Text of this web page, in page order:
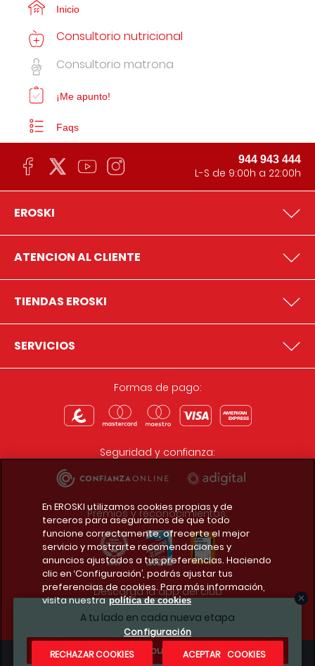
A tu lado en cada nueva etapa
¿Te apuntas?
Inicio
Consultorio nutricional
Consultorio matrona
¡Me apunto!
Faqs
944 943 444
L-S de 9:00h a 22:00h
EROSKI
ATENCION AL CLIENTE
TIENDAS EROSKI
SERVICIOS
Formas de pago:
Seguridad y confianza:
Premios y reconocimientos:
Descarga la app del club
En EROSKI utilizamos cookies propias y de
terceros para asegurarnos de que todo
funcione correctamente, ofrecerte el mejor
servicio y mostrarte recomendaciones y
anuncios ajustados a tus preferencias. Haciendo
clic en ‘Configuración’, podrás ajustar tus
preferencias de cookies. Para más información,
visita nuestra política de cookies
Configuración
RECHAZAR COOKIES
ACEPTAR COOKIES